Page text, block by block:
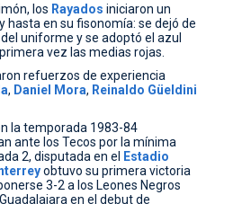
los Rayados iniciaron un
hasta en su fisonomía: se dejó de
uniforme y se adoptó el azul
vez las medias rojas.
refuerzos de experiencia
, Daniel Mora, Reinaldo Güeldini
la temporada 1983-84
ante los Tecos por la mínima
2, disputada en el Estadio
obtuvo su primera victoria
3-2 a los Leones Negros
en el debut de